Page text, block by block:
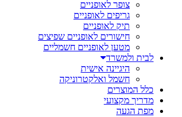
צופר לאופניים
גריפים לאופניים
תיק לאופניים
חישורים לאופניים שפיצים
מטען לאופניים חשמליים
לבית ולמשרד
היגיינה אישית
חשמל ואלקטרוניקה
כלל המוצרים
מדריך מקצועי
מפת הגעה